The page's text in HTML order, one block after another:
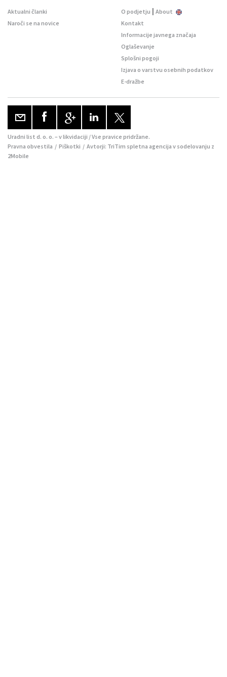
Aktualni članki
Naroči se na novice
O podjetju | About
Kontakt
Informacije javnega značaja
Oglaševanje
Splošni pogoji
Izjava o varstvu osebnih podatkov
E-dražbe
Uradni list d. o. o. – v likvidaciji / Vse pravice pridržane.
Pravna obvestila / Piškotki / Avtorji: TriTim spletna agencija v sodelovanju z
2Mobile